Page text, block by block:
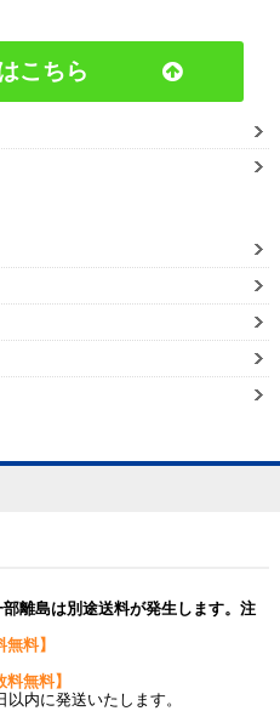
こちら
離島は別途送料が発生します。注
料】
無料】
内に発送いたします。